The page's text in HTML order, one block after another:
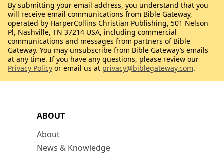
ABOUT
About
News & Knowledge
By submitting your email address, you understand that you
will receive email communications from Bible Gateway,
operated by HarperCollins Christian Publishing, 501 Nelson
Pl, Nashville, TN 37214 USA, including commercial
communications and messages from partners of Bible
Gateway. You may unsubscribe from Bible Gateway’s emails
at any time. If you have any questions, please review our
Privacy Policy or email us at privacy@biblegateway.com.